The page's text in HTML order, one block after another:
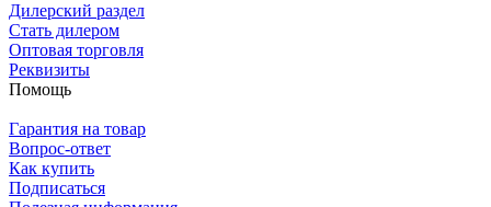
Дилерский раздел
Стать дилером
Оптовая торговля
Реквизиты
Помощь
Гарантия на товар
Вопрос-ответ
Как купить
Подписаться